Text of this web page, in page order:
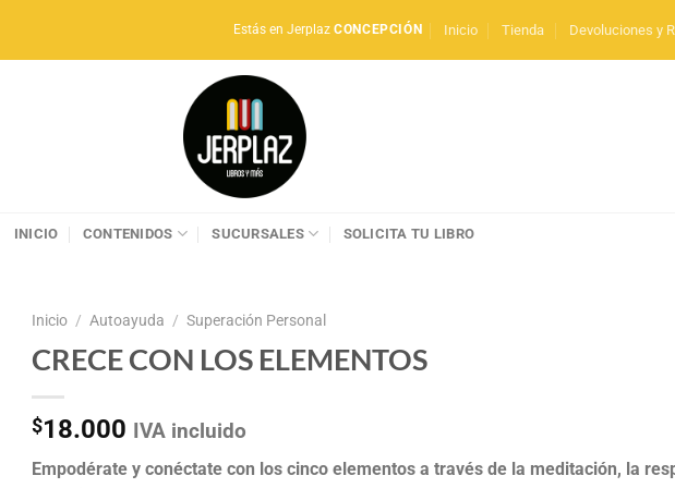
Estás en JerplazCONCEPCIÓN Inicio Tienda Devoluciones y
INICIO CONTENIDOS SUCURSALES SOLICITA TU LIBRO
Inicio / Autoayuda / Superación Personal
CRECE CON LOS ELEMENTOS
$18.000 IVA incluido
Empodérate y conéctate con los cinco elementos a través de la meditación, la